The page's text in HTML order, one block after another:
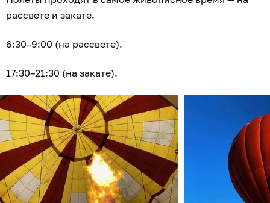
рассвете и закате.
6:30–9:00 (на рассвете).
17:30–21:30 (на закате).